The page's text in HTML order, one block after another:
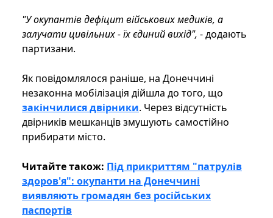
"У окупантів дефіцит військових медиків, а
залучати цивільних - їх єдиний вихід", - додають
партизани.
Як повідомлялося раніше, на Донеччині
незаконна мобілізація дійшла до того, що
закінчилися двірники. Через відсутність
двірників мешканців змушують самостійно
прибирати місто.
Читайте також: Під прикриттям "патрулів
здоров'я": окупанти на Донеччині
виявляють громадян без російських
паспортів